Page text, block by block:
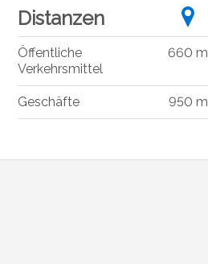
Distanzen
Öffentliche
Verkehrsmittel
660 m
Geschäfte 950 m